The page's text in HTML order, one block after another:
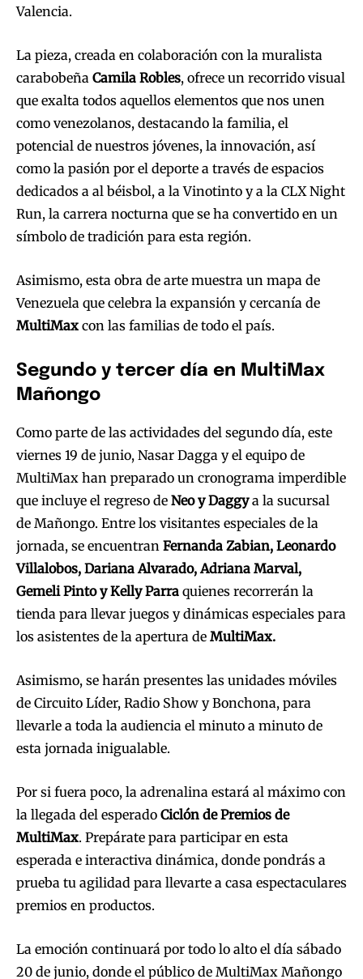
Valencia.
La pieza, creada en colaboración con la muralista
carabobeña Camila Robles, ofrece un recorrido visual
que exalta todos aquellos elementos que nos unen
como venezolanos, destacando la familia, el
potencial de nuestros jóvenes, la innovación, así
como la pasión por el deporte a través de espacios
dedicados a al béisbol, a la Vinotinto y a la CLX Night
Run, la carrera nocturna que se ha convertido en un
símbolo de tradición para esta región.
Asimismo, esta obra de arte muestra un mapa de
Venezuela que celebra la expansión y cercanía de
MultiMax con las familias de todo el país.
Segundo y tercer día en MultiMax
Mañongo
Como parte de las actividades del segundo día, este
viernes 19 de junio, Nasar Dagga y el equipo de
MultiMax han preparado un cronograma imperdible
que incluye el regreso de Neo y Daggya la sucursal
de Mañongo. Entre los visitantes especiales de la
jornada, se encuentran Fernanda Zabian, Leonardo
Villalobos, Dariana Alvarado, Adriana Marval,
Gemeli Pinto y Kelly Parra quienes recorrerán la
tienda para llevar juegos y dinámicas especiales para
los asistentes de la apertura de MultiMax.
Asimismo, se harán presentes las unidades móviles
de Circuito Líder, Radio Show y Bonchona, para
llevarle a toda la audiencia el minuto a minuto de
esta jornada inigualable.
Por si fuera poco, la adrenalina estará al máximo con
la llegada del esperado Ciclón de Premios de
MultiMax. Prepárate para participar en esta
esperada e interactiva dinámica, donde pondrás a
prueba tu agilidad para llevarte a casa espectaculares
premios en productos.
La emoción continuará por todo lo alto el día sábado
20 de junio, donde el público de MultiMax Mañongo